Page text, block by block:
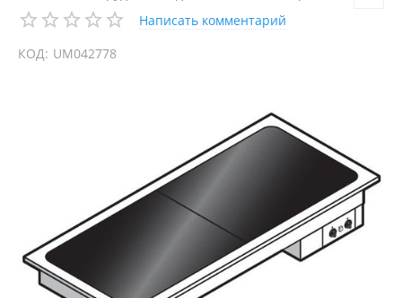
Написать комментарий
КОД: UM042778